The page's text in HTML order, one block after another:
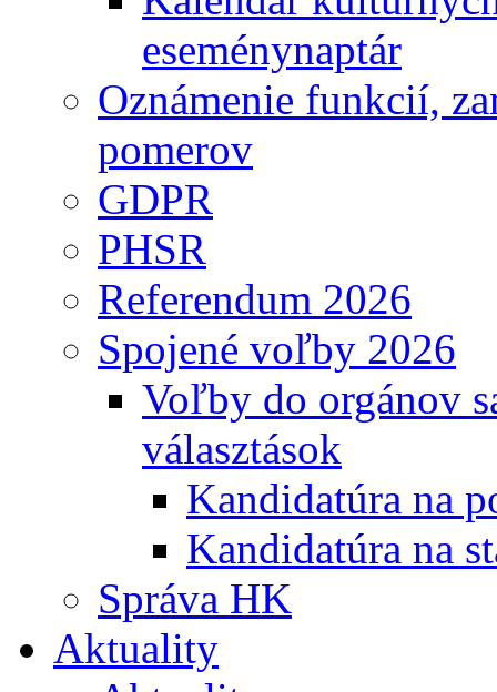
eseménynaptár
Oznámenie funkcií,
pomerov
GDPR
PHSR
Referendum 2026
Spojené voľby 2026
Voľby do orgánov
választások
Kandidatúra na
Kandidatúra na
Správa HK
Aktuality